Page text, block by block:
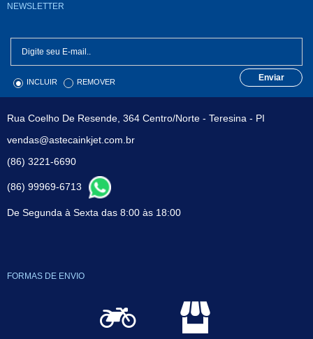
NEWSLETTER
INCLUIR REMOVER Enviar
Rua Coelho De Resende, 364 Centro/Norte - Teresina - PI
vendas@astecainkjet.com.br
(86) 3221-6690
(86) 99969-6713
De Segunda à Sexta das 8:00 às 18:00
FORMAS DE ENVIO